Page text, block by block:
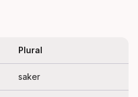
Plural
saker